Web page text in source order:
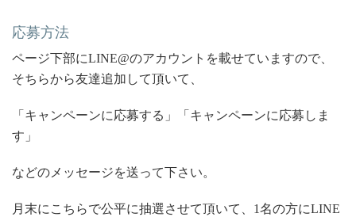
応募方法
ページ下部にLINE@のアカウントを載せていますので、
そちらから友達追加して頂いて、
「キャンペーンに応募する」「キャンペーンに応募しま
す」
などのメッセージを送って下さい。
月末にこちらで公平に抽選させて頂いて、1名の方にLINE